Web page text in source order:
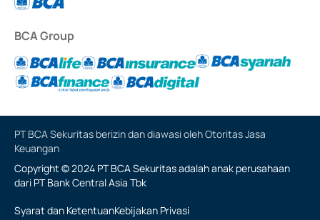
BCA Group
PT BCA Sekuritas berizin dan diawasi oleh Otoritas Jasa
Keuangan
Copyright © 2024 PT BCA Sekuritas adalah anak perusahaan
dari PT Bank Central Asia Tbk
Syarat dan KetentuanKebijakan Privasi